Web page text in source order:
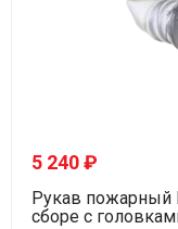
5 240 ₽
Рукав
сборе с